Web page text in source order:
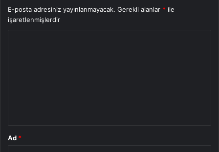
E-posta adresiniz yayınlanmayacak. Gerekli alanlar * ile
işaretlenmişlerdir
Ad *